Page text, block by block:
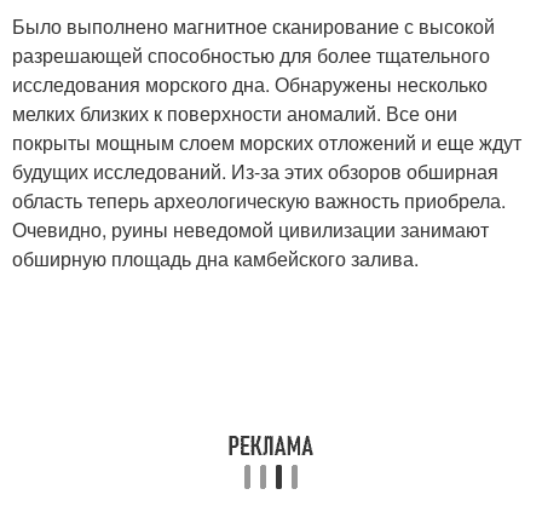
Было выполнено магнитное сканирование с высокой
разрешающей способностью для более тщательного
исследования морского дна. Обнаружены несколько
мелких близких к поверхности аномалий. Все они
покрыты мощным слоем морских отложений и еще ждут
будущих исследований. Из-за этих обзоров обширная
область теперь археологическую важность приобрела.
Очевидно, руины неведомой цивилизации занимают
обширную площадь дна камбейского залива.